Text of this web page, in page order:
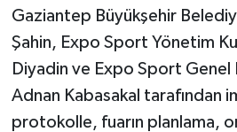
Gaziantep Büyükşehir
Şahin, Expo Sport Yönetim
Diyadin ve Expo Sport
Adnan Kabasakal tarafından
protokolle, fuarın planlama,